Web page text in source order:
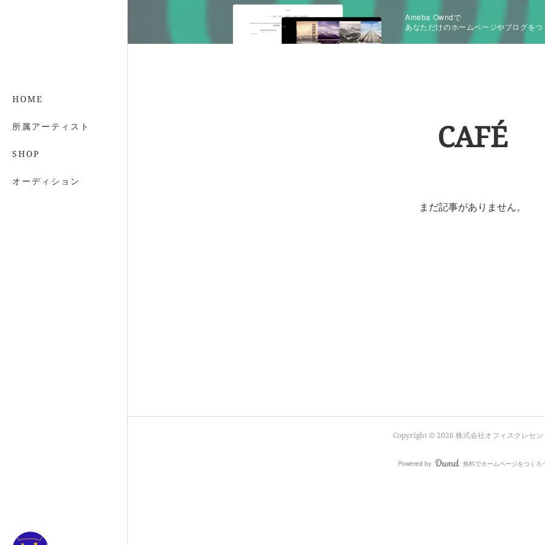
HOME
所属アーティスト
SHOP
オーディション
Ameba Owndで
あなただけのホームページやブログをつ
CAFÉ
まだ記事がありません。
Copyright ©2026 株式会社オフィスクレセン
Powered by AmebaOwnd
無料でホームページをつくろ